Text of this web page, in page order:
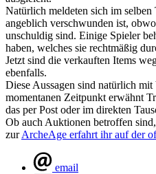
Natürlich meldeten sich im selben
angeblich verschwunden ist,
unschuldig sind. Einige Spieler
haben, welches sie rechtmäßig
Jetzt sind die verkauften Items
ebenfalls.
Diese Aussagen sind natürlich
momentanen Zeitpunkt erwähnt
das per Post oder im direkten
Ob auch Auktionen betroffen
zurArcheAge erfahrt ihr auf der
email